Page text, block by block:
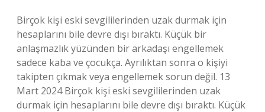
Birçok kişi eski sevgililerinden uzak durmak için
hesaplarını bile devre dışı bıraktı. Küçük bir
anlaşmazlık yüzünden bir arkadaşı engellemek
sadece kaba ve çocukça. Ayrılıktan sonra o kişiyi
takipten çıkmak veya engellemek sorun değil. 13
Mart 2024 Birçok kişi eski sevgililerinden uzak
durmak için hesaplarını bile devre dışı bıraktı. Küçük